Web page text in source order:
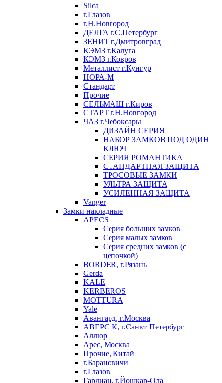
Silca
г.Глазов
г.Н.Новгород
ДЕЛГА г.С.Петербург
ЗЕНИТ г.Дмитровград
КЭМЗ г.Калуга
КЭМЗ г.Ковров
Металлист г.Кунгур
НОРА-М
Стандарт
Прочие
СЕЛЬМАШ г.Киров
СТАРТ г.Н.Новгород
ЧАЗ г.Чебоксары
ДИЗАЙН СЕРИЯ
НАБОР ЗАМКОВ ПОД ОДИН
КЛЮЧ
СЕРИЯ РОМАНТИКА
СТАНДАРТНАЯ ЗАЩИТА
ТРОСОВЫЕ ЗАМКИ
УЛЬТРА ЗАЩИТА
УСИЛЕННАЯ ЗАЩИТА
Vanger
Замки накладные
APECS
Серия больших замков
Серия малых замков
Серия средних замков (с
цепочкой)
BORDER, г.Рязань
Gerda
KALE
KERBEROS
MOTTURA
Yale
Авангард, г.Москва
АВЕРС-К, г.Санкт-Петербург
Аллюр
Арес, Москва
Прочие, Китай
г.Барановичи
г.Глазов
Гардиан, г.Йошкар-Ола